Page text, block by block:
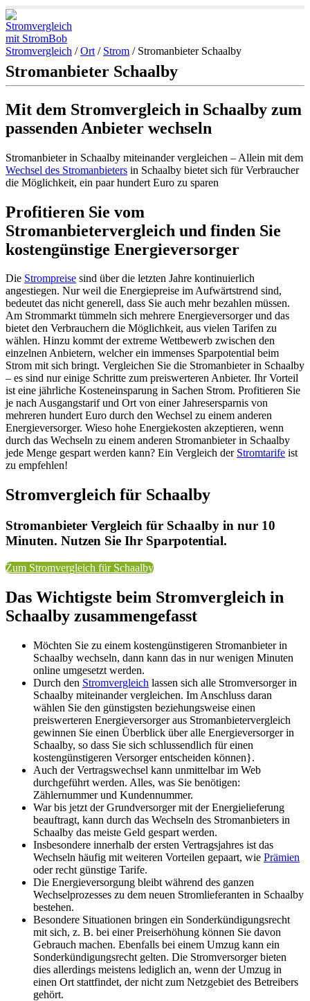
Stromvergleich /Ort / Strom / Stromanbieter Schaalby
Stromanbieter Schaalby
Mit dem Stromvergleich in Schaalby zum
passenden Anbieter wechseln
Stromanbieter in Schaalby miteinander vergleichen – Allein mit dem
Wechsel des Stromanbieters in Schaalby bietet sich für Verbraucher
die Möglichkeit, ein paar hundert Euro zu sparen
Profitieren Sie vom
Stromanbietervergleich und finden Sie
kostengünstige Energieversorger
Die Strompreise sind über die letzten Jahre kontinuierlich
angestiegen. Nur weil die Energiepreise im Aufwärtstrend sind,
bedeutet das nicht generell, dass Sie auch mehr bezahlen müssen.
Am Strommarkt tümmeln sich mehrere Energieversorger und das
bietet den Verbrauchern die Möglichkeit, aus vielen Tarifen zu
wählen. Hinzu kommt der extreme Wettbewerb zwischen den
einzelnen Anbietern, welcher ein immenses Sparpotential beim
Strom mit sich bringt. Vergleichen Sie die Stromanbieter in Schaalby
– es sind nur einige Schritte zum preiswerteren Anbieter. Ihr Vorteil
ist eine jährliche Kosteneinsparung in Sachen Strom. Profitieren Sie
je nach Ausgangstarif und Ort von einer Jahresersparnis von
mehreren hundert Euro durch den Wechsel zu einem anderen
Energieversorger. Wieso hohe Energiekosten akzeptieren, wenn
durch das Wechseln zu einem anderen Stromanbieter in Schaalby
jede Menge gespart werden kann? Ein Vergleich der Stromtarife ist
zu empfehlen!
Stromvergleich für Schaalby
Stromanbieter Vergleich für Schaalby in nur 10
Minuten. Nutzen Sie Ihr Sparpotential.
Zum Stromvergleich für Schaalby
Das Wichtigste beim Stromvergleich in
Schaalby zusammengefasst
Möchten Sie zu einem kostengünstigeren Stromanbieter in
Schaalby wechseln, dann kann das in nur wenigen Minuten
online umgesetzt werden.
Durch den Stromvergleich lassen sich alle Stromversorger in
Schaalby miteinander vergleichen. Im Anschluss daran
wählen Sie den günstigsten beziehungsweise einen
preiswerteren Energieversorger aus Stromanbietervergleich
gewinnen Sie einen Überblick über alle Energieversorger in
Schaalby, so dass Sie sich schlussendlich für einen
kostengünstigeren Versorger entscheiden können}.
Auch der Vertragswechsel kann unmittelbar im Web
durchgeführt werden. Alles, was Sie benötigen:
Zählernummer und Kundennummer.
War bis jetzt der Grundversorger mit der Energielieferung
beauftragt, kann durch das Wechseln des Stromanbieters in
Schaalby das meiste Geld gespart werden.
Insbesondere innerhalb der ersten Vertragsjahres ist das
Wechseln häufig mit weiteren Vorteilen gepaart, wie Prämien
oder recht günstige Tarife.
Die Energieversorgung bleibt während des ganzen
Wechselprozesses zu dem neuen Stromlieferanten in Schaalby
bestehen.
Besondere Situationen bringen ein Sonderkündigungsrecht
mit sich, z. B. bei einer Preiserhöhung können Sie davon
Gebrauch machen. Ebenfalls bei einem Umzug kann ein
Sonderkündigungsrecht gelten. Die Stromversorger bieten
dies allerdings meistens lediglich an, wenn der Umzug in
einen Ort stattfindet, der nicht zum Netzgebiet des Betreibers
gehört.